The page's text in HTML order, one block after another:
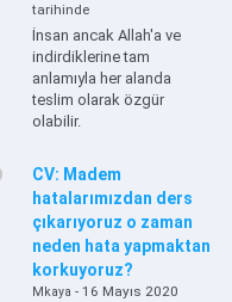
tarihinde
İnsan ancak Allah'a ve
indirdiklerine tam
anlamıyla her alanda
teslim olarak özgür
olabilir.
CV: Madem
hatalarımızdan ders
çıkarıyoruz o zaman
neden hata yapmaktan
korkuyoruz?
Mkaya - 16 Mayıs 2020